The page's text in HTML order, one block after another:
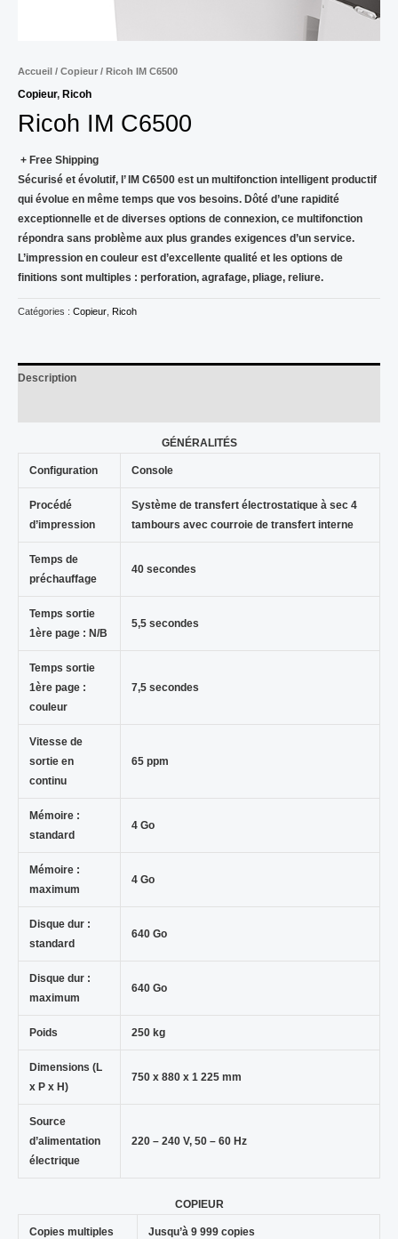
Accueil / Copieur / Ricoh IM C6500
Copieur, Ricoh
Ricoh IM C6500
+ Free Shipping
Sécurisé et évolutif, l’ IM C6500 est un multifonction intelligent productif
qui évolue en même temps que vos besoins. Dôté d’une rapidité
exceptionnelle et de diverses options de connexion, ce multifonction
répondra sans problème aux plus grandes exigences d’un service.
L’impression en couleur est d’excellente qualité et les options de
finitions sont multiples : perforation, agrafage, pliage, reliure.
Catégories : Copieur Ricoh
Description
GÉNÉRALITÉS
Configuration Console
Procédé
d’impression
Système de transfert électrostatique à sec 4
tambours avec courroie de transfert interne
Temps de
préchauffage
40 secondes
Temps sortie
1ère page : N/B
5,5 secondes
Temps sortie
1ère page :
couleur
7,5 secondes
Vitesse de
sortie en
continu
65 ppm
Mémoire :
standard
4 Go
Mémoire :
maximum
4 Go
Disque dur :
standard
640 Go
Disque dur :
maximum
640 Go
Poids 250 kg
Dimensions (L
x P x H)
750 x 880 x 1 225 mm
Source
d’alimentation
électrique
220 – 240 V, 50 – 60 Hz
COPIEUR
Copies multiples Jusqu’à 9 999 copies